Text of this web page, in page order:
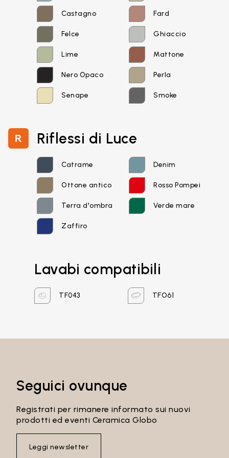
Email*
Password
Castagno Fard
Felce Ghiaccio
Lime Mattone
Nero Opaco Perla
Senape Smoke
Riflessi di Luce
Catrame Denim
Ottone antico Rosso Pompei
Terra d'ombra Verde mare
Zaffiro
Lavabi compatibili
TF043 TFO61
Seguici ovunque
Registrati per rimanere informato sui nuovi
prodotti ed eventi Ceramica Globo
Leggi newsletter